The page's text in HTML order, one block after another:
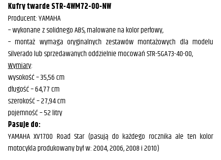
Kufry twarde STR-4WM72-00-NW
Producent: YAMAHA
– wykonane z solidnego ABS, malowane na kolor perłowy,
– montaż wymaga oryginalnych zestawów montażowych dla modelu
Silverado lub sprzedawanych oddzielnie mocowań STR-5GA73-40-00,
Wymiary:
wysokość – 35,56 cm
długość – 64,77 cm
szerokość – 27,94 cm
pojemność – 52 litry
Pasuje do:
YAMAHA XV1700 Road Star (pasują do każdego rocznika ale ten kolor
motocykla produkowany był w: 2004, 2006, 2008 i 2010)